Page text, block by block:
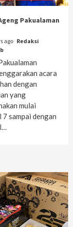
Pakualaman
ago Redaksi
acara
dengan
yang
mulai
sampai dengan